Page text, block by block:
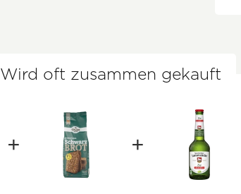
Wird oft zusammen gekauft